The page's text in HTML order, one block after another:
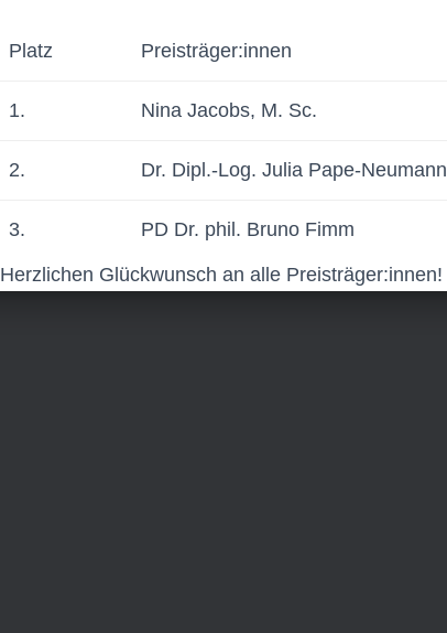
Platz Preisträger:innen
1. Nina Jacobs, M. Sc.
2. Dr. Dipl.-Log. Julia Pape-Neumann
3. PD Dr. phil. Bruno Fimm
Herzlichen Glückwunsch an alle Preisträger:innen!